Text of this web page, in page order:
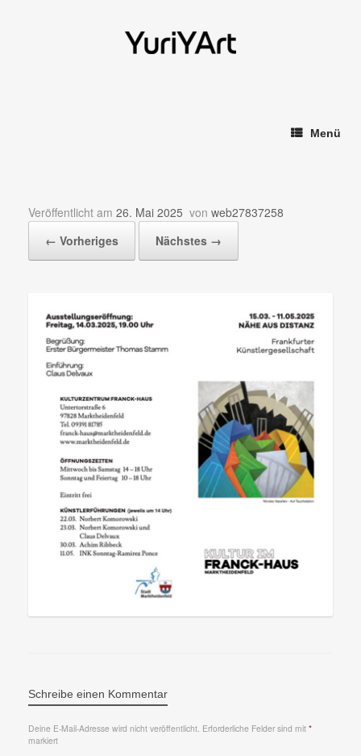
Menü
Veröffentlicht am 26. Mai 2025 von web27837258
← Vorheriges
Nächstes →
Schreibe einen Kommentar
Deine E-Mail-Adresse wird nicht veröffentlicht. Erforderliche Felder sind mit *
markiert